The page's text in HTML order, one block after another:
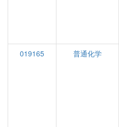
019165
普通化学